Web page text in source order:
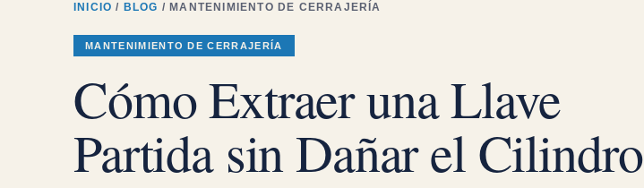
INICIO / BLOG / MANTENIMIENTO DE CERRAJERÍA
MANTENIMIENTO DE CERRAJERÍA
Cómo Extraer una Llave
Partida sin Dañar el Cilindro